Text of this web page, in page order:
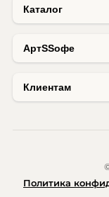
Каталог
AртSSофе
Клиентам
Политика